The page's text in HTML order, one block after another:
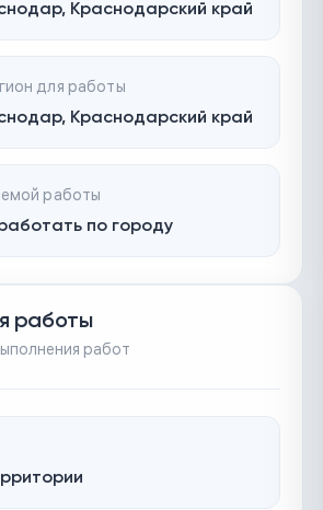
Краснодарский край
для работы
Краснодарский край
работы
по городу
работы
работ